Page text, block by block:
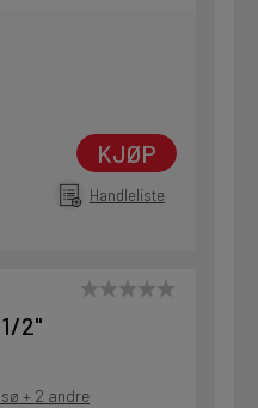
KJØP
Handleliste
2"
+ 2 andre